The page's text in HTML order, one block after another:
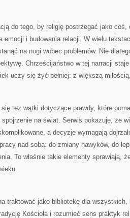
do tego, by religię postrzegać jako coś,
emocji i budowania relacji. W wielu
na nogi wobec problemów. Nie
Chrześcijaństwo w tej narracji
uczy się żyć pełniej: z większą
też wątki dotyczące prawdy, które
spojrzenie na świat. Serwis pokazuje, że
a decyzje wymagają
nad sobą: do zmiany nawyków, do
To właśnie takie elementy sprawiają,
traktować jako bibliotekę dla wszystkich,
Kościoła i rozumieć sens praktyk